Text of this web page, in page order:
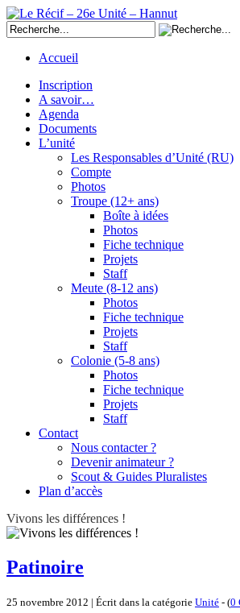
Accueil
Inscription
A savoir…
Agenda
Documents
L’unité
Les Responsables d’Unité (RU)
Compte
Photos
Troupe (12+ ans)
Boîte à idées
Photos
Fiche technique
Projets
Staff
Meute (8-12 ans)
Photos
Fiche technique
Projets
Staff
Colonie (5-8 ans)
Photos
Fiche technique
Projets
Staff
Contact
Nous contacter ?
Devenir animateur ?
Scout & Guides Pluralistes
Plan d’accès
Vivons les différences !
Patinoire
25 novembre 2012 | Écrit dans la catégorie Unité - (0